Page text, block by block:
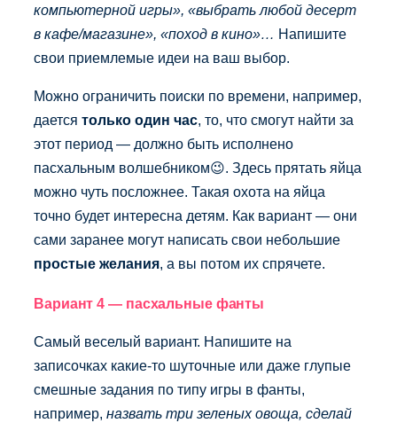
компьютерной игры», «выбрать любой десерт
в кафе/магазине», «поход в кино»… Напишите
свои приемлемые идеи на ваш выбор.
Можно ограничить поиски по времени, например,
дается только один час, то, что смогут найти за
этот период — должно быть исполнено
пасхальным волшебником😉. Здесь прятать яйца
можно чуть посложнее. Такая охота на яйца
точно будет интересна детям. Как вариант — они
сами заранее могут написать свои небольшие
простые желания, а вы потом их спрячете.
Вариант 4 — пасхальные фанты
Самый веселый вариант. Напишите на
записочках какие-то шуточные или даже глупые
смешные задания по типу игры в фанты,
например, назвать три зеленых овоща, сделай